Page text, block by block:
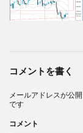
コメントを書く
メールアドレスが公
です
コメント